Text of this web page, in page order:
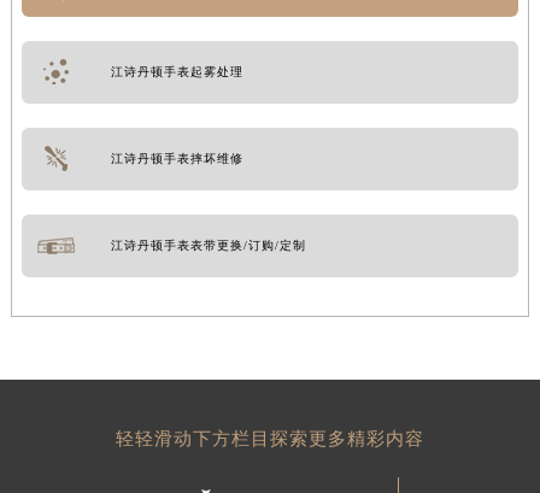
江诗丹顿手表起雾处理
江诗丹顿手表摔坏维修
江诗丹顿手表表带更换/订购/定制
轻轻滑动下方栏目探索更多精彩内容